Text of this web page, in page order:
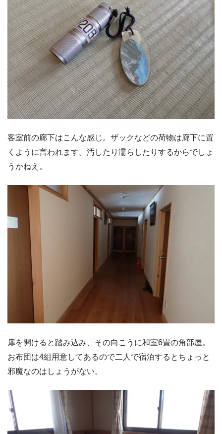
客室前の廊下はこんな感じ。ザックなどの荷物は廊下に置
くように言われます。汚したり濡らしたりするからでしょ
うかねえ。
扉を開けると踏み込み、その向こうに和室6畳の角部屋。
お布団は4組用意してあるので二人で宿泊するとちょっと
邪魔なのはしょうがない。